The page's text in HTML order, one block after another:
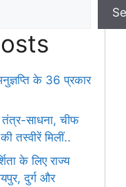
के 36 प्रकार
साधना, चीफ
तस्वीरें मिलीं..
के लिए राज्य
दुर्ग और